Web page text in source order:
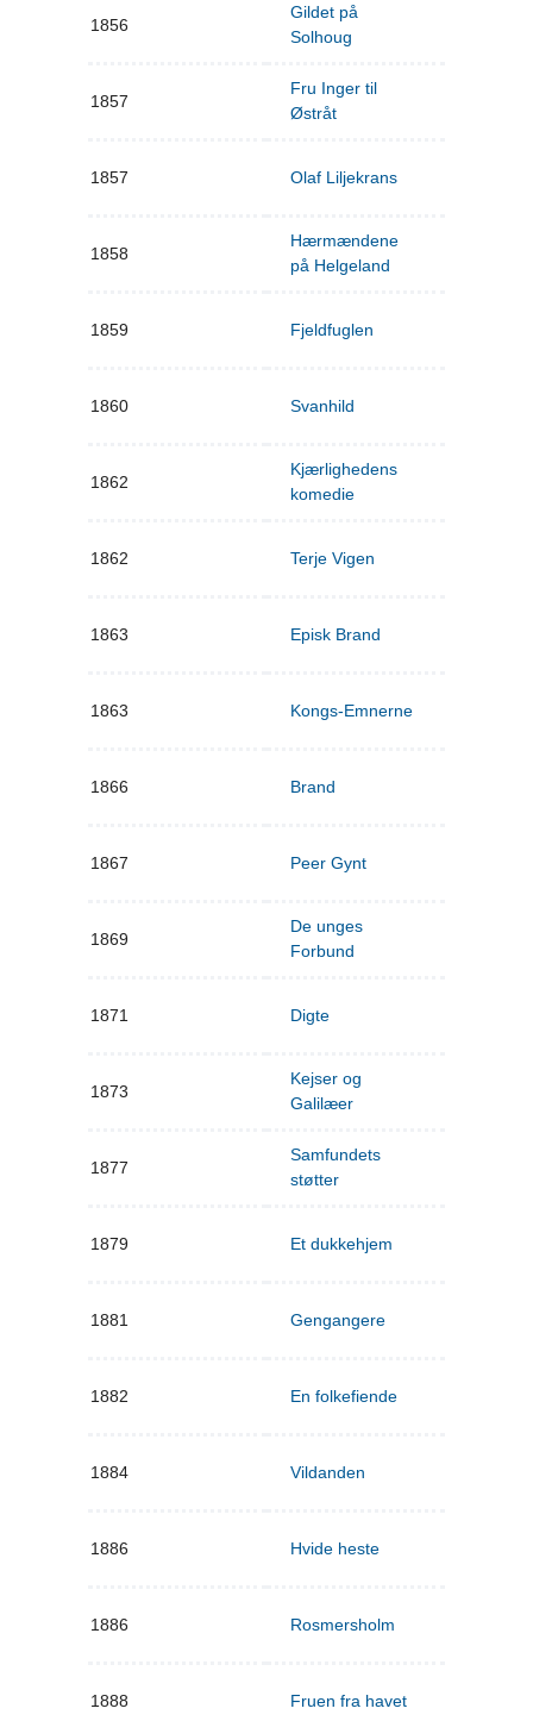
1856
Gildet på
Solhoug
1857
Fru Inger til
Østråt
1857 Olaf Liljekrans
1858
Hærmændene
på Helgeland
1859 Fjeldfuglen
1860 Svanhild
1862
Kjærlighedens
komedie
1862 Terje Vigen
1863 Episk Brand
1863 Kongs-Emnerne
1866 Brand
1867 Peer Gynt
1869
De unges
Forbund
1871 Digte
1873
Kejser og
Galilæer
1877
Samfundets
støtter
1879 Et dukkehjem
1881 Gengangere
1882 En folkefiende
1884 Vildanden
1886 Hvide heste
1886 Rosmersholm
1888 Fruen fra havet